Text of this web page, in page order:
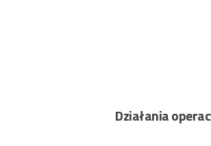
Działania